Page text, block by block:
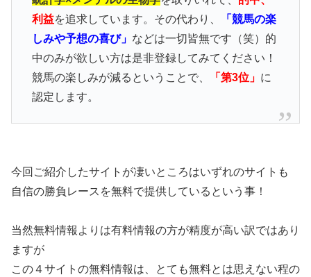
利益を追求しています。その代わり、
「競馬の楽
しみや予想の喜び」 などは一切皆無です（笑）的
中のみが欲しい方は是非登録してみてください！
競馬の楽しみが減るということで、
「第3位」 に
認定します。
今回ご紹介したサイトが凄いところはいずれのサイトも
自信の勝負レースを無料で提供しているという事！
当然無料情報よりは有料情報の方が精度が高い訳ではあり
ますが
この４サイトの無料情報は、とても無料とは思えない程の